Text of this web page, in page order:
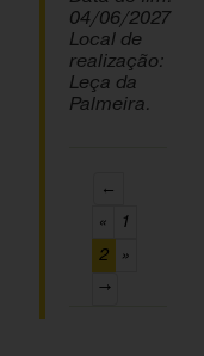
04/06/2027
Local de
realização:
Leça da
Palmeira.
←
«
1
2(current)
»
→